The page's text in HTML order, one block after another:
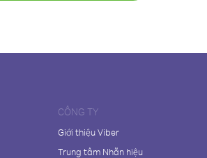
CÔNG TY
Giới thiệu Viber
Trung tâm Nhãn hiệu